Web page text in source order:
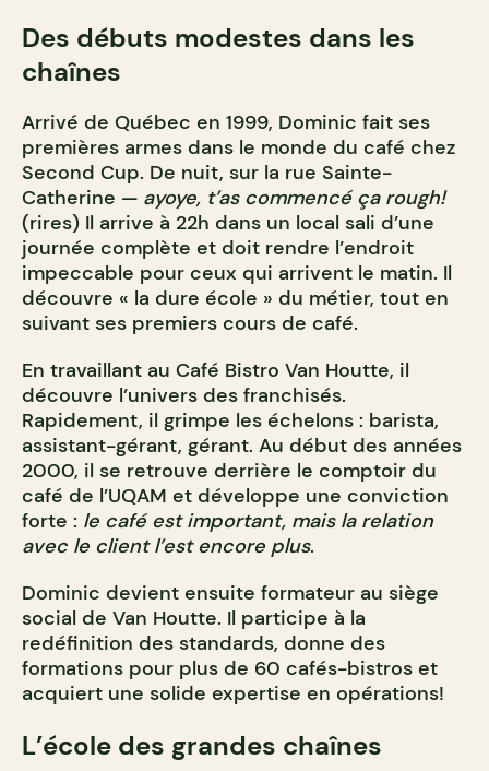
Des débuts modestes dans les
chaînes
Arrivé de Québec en 1999, Dominic fait ses
premières armes dans le monde du café chez
Second Cup. De nuit, sur la rue Sainte-
Catherine — ayoye, t’as commencé ça rough!
(rires) Il arrive à 22h dans un local sali d’une
journée complète et doit rendre l’endroit
impeccable pour ceux qui arrivent le matin. Il
découvre « la dure école » du métier, tout en
suivant ses premiers cours de café.
En travaillant au Café Bistro Van Houtte, il
découvre l’univers des franchisés.
Rapidement, il grimpe les échelons : barista,
assistant-gérant, gérant. Au début des années
2000, il se retrouve derrière le comptoir du
café de l’UQAM et développe une conviction
forte : le café est important, mais la relation
avec le client l’est encore plus.
Dominic devient ensuite formateur au siège
social de Van Houtte. Il participe à la
redéfinition des standards, donne des
formations pour plus de 60 cafés-bistros et
acquiert une solide expertise en opérations!
L’école des grandes chaînes